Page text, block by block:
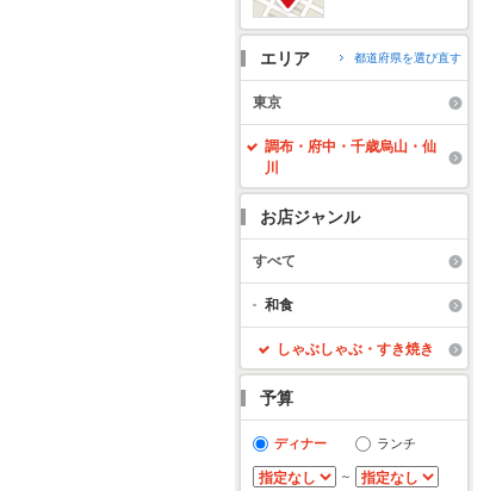
エリア 都道府県を選び直す
東京
調布・府中・千歳烏山・仙
川
お店ジャンル
すべて
和食
しゃぶしゃぶ・すき焼き
予算
ディナー ランチ
～